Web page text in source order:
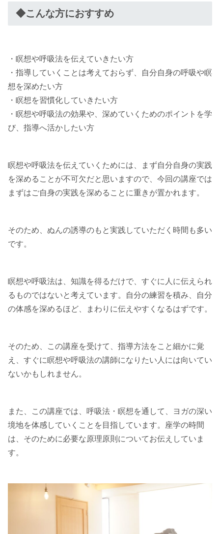
◆こんな方におすすめ
・瞑想や呼吸法を伝えていきたい方
・指導していくことは考えておらず、自分自身の呼吸や瞑
想を深めたい方
・瞑想を習慣化していきたい方
・瞑想や呼吸法の効果や、深めていくためのポイントを学
び、指導へ活かしたい方
瞑想や呼吸法を伝えていくためには、まず自分自身の実践
を深めることが不可欠だと思いますので、今回の講座では
まずはご自身の実践を深めることに重きが置かれます。
そのため、ぬんの誘導のもと実践していただく時間も多い
です。
瞑想や呼吸法は、知識を得るだけで、すぐに人に伝えられ
るものではないと考えています。自分の練習を積み、自分
の体感を深めるほど、まわりに伝えやすくなるはずです。
そのため、この講座を受けて、指導方法をこと細かに覚
え、すぐに瞑想や呼吸法の講師になりたい人には向いてい
ないかもしれません。
また、この講座では、呼吸法・瞑想を通して、ヨガの深い
境地を体感していくことを目指しています。座学の時間
は、そのために必要な原理原則についてお伝えしていま
す。